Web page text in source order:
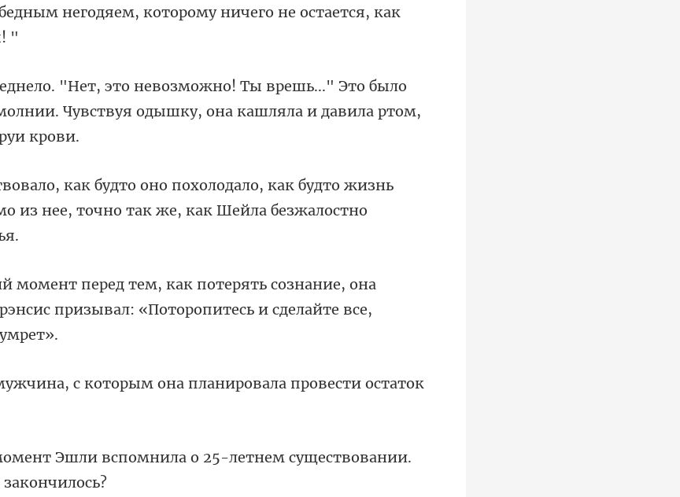
.." Это было
Чувствуя одышку,
о, как будто жизнь
из нее, точн
сознание, она
призывал: «П
которым она планировала про
мнила о 25-летнем существовани